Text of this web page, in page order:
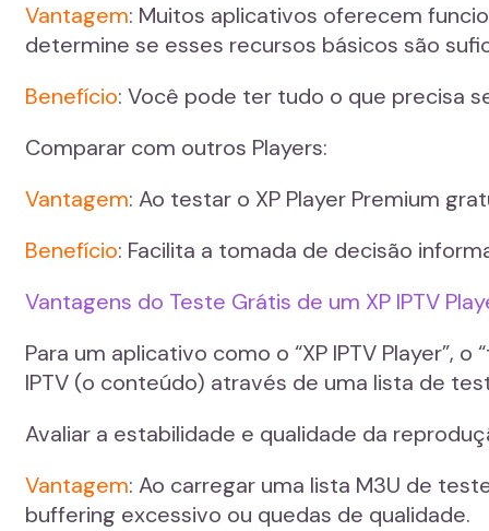
Vantagem: Muitos aplicativos oferecem
determine se esses recursos básicos são
Benefício: Você pode ter tudo o que precisa
Comparar com outros Players:
Vantagem: Ao testar o XP Player Premium
Benefício: Facilita a tomada de decisão
Vantagens do Teste Grátis de um XP IPTV
Para um aplicativo como o “XP IPTV
IPTV (o conteúdo) através de uma lista de
Avaliar a estabilidade e qualidade da
Vantagem: Ao carregar uma lista M3U de
buffering excessivo ou quedas de qualidade.